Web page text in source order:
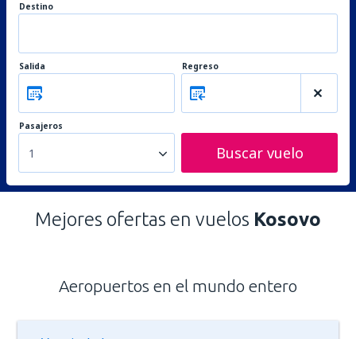
Destino
Salida Regreso
Pasajeros
1 Buscar vuelo
Mejores ofertas en vuelos Kosovo
Aeropuertos en el mundo entero